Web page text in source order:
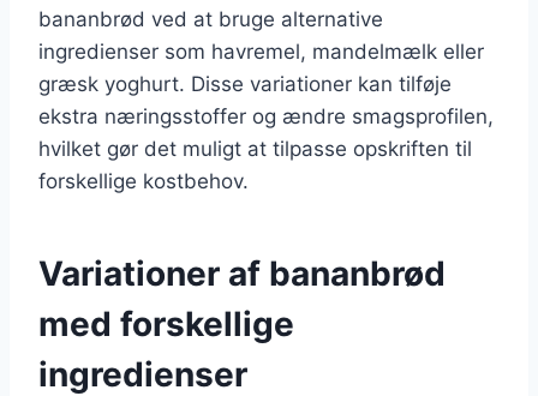
bananbrød ved at bruge alternative
ingredienser som havremel, mandelmælk eller
græsk yoghurt. Disse variationer kan tilføje
ekstra næringsstoffer og ændre smagsprofilen,
hvilket gør det muligt at tilpasse opskriften til
forskellige kostbehov.
Variationer af bananbrød
med forskellige
ingredienser